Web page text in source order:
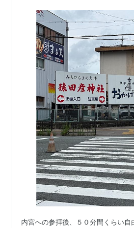
内宮への参拝後、５０分間くらい自